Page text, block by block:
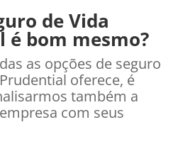
de Vida
é bom mesmo?
as opções de seguro
oferece, é
também a
com seus